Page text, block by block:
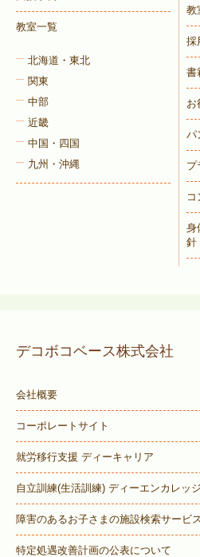
教室一覧
北海道・東北
関東
中部
近畿
中国・四国
九州・沖縄
教
採
書
お
パ
プ
身
針
デコボコベース株式会社
会社概要
コーポレートサイト
就労移行支援 ディーキャリア
自立訓練(生活訓練) ディーエンカレッジ
障害のあるお子さまの施設検索サービス
特定処遇改善計画の公表について